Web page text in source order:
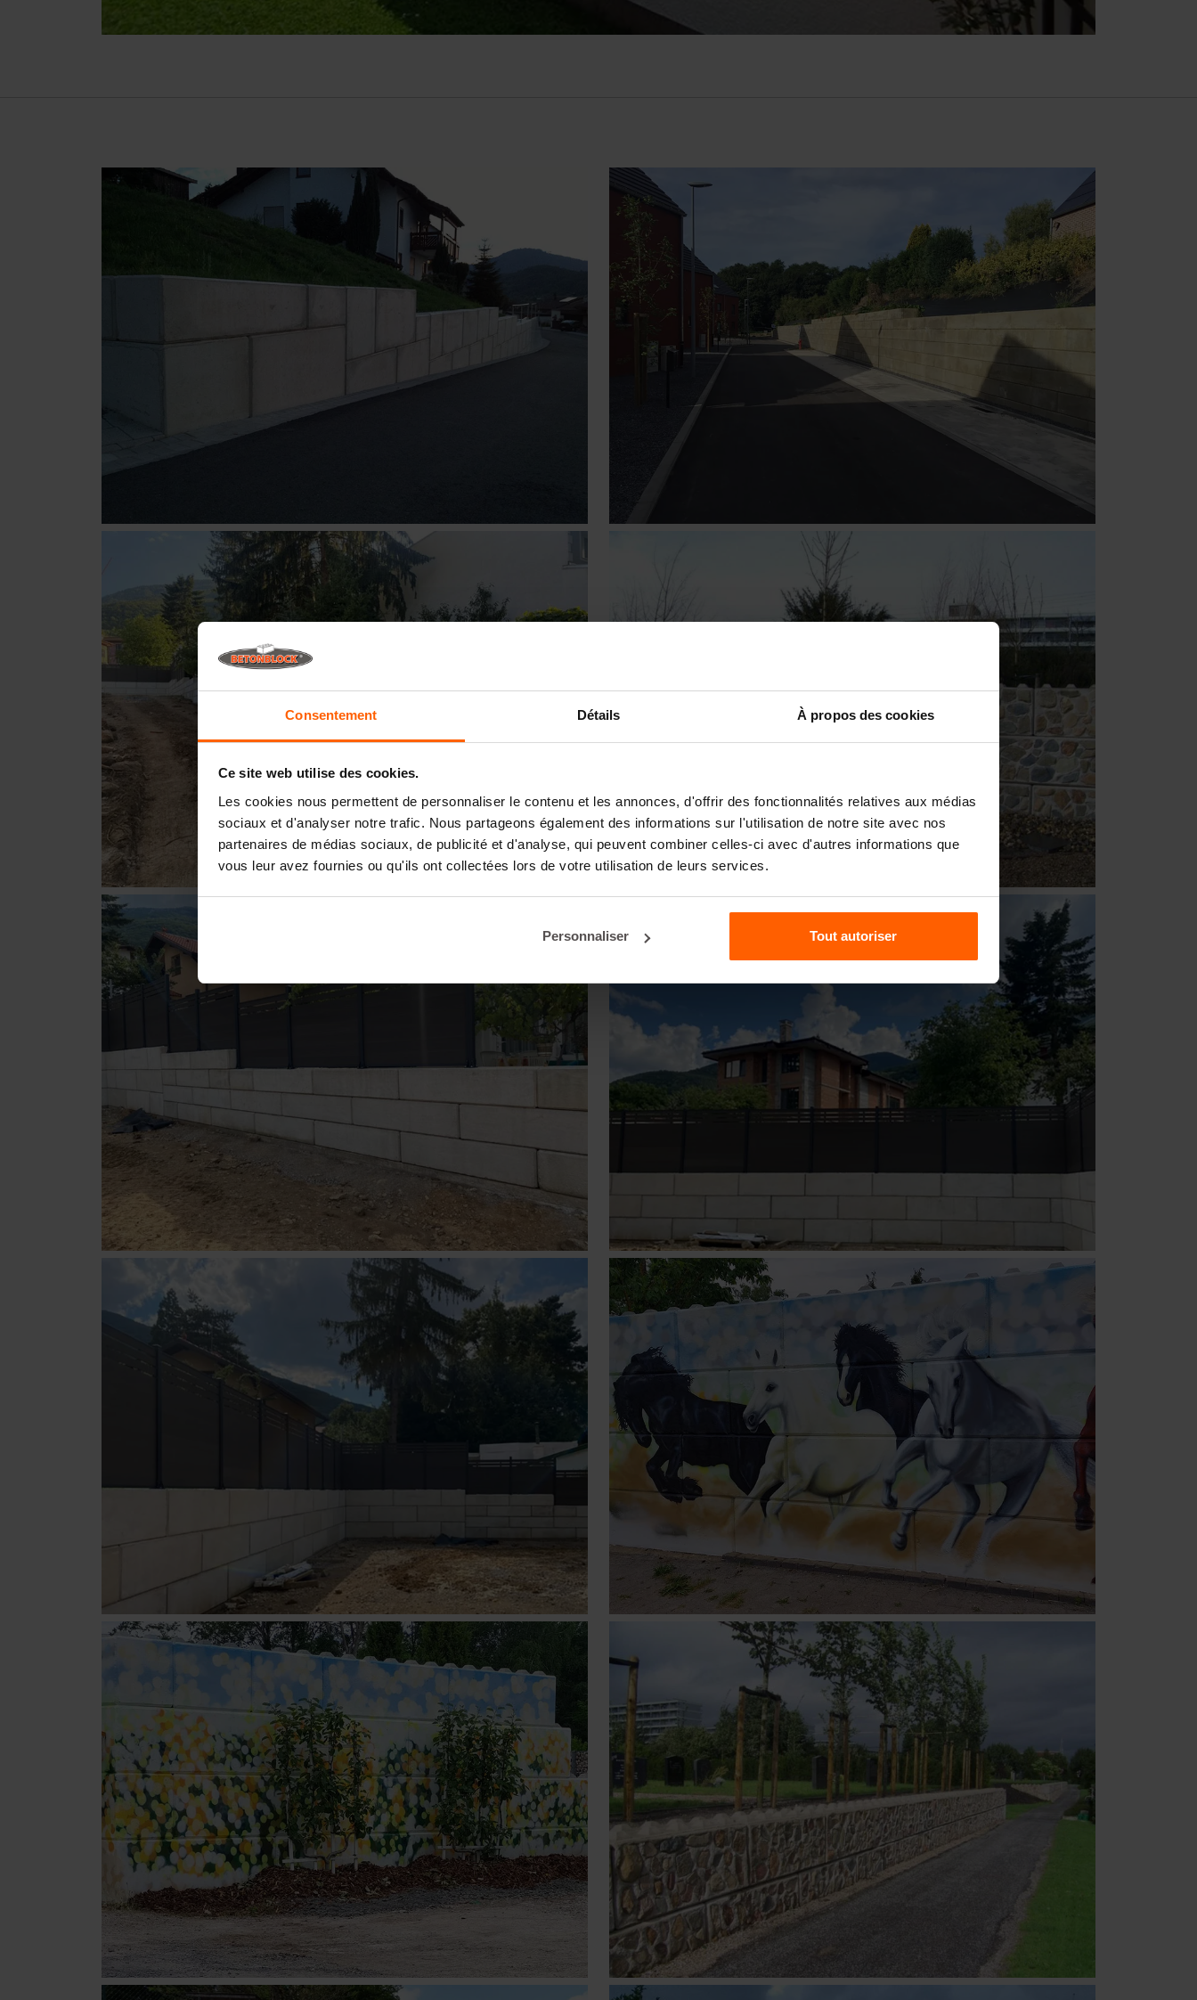
Consentement Détails À propos des cookies
Ce site web utilise des cookies.
Les cookies nous permettent de personnaliser le contenu et les annonces, d'offrir des fonctionnalités relatives aux médias
sociaux et d'analyser notre trafic. Nous partageons également des informations sur l'utilisation de notre site avec nos
partenaires de médias sociaux, de publicité et d'analyse, qui peuvent combiner celles-ci avec d'autres informations que
vous leur avez fournies ou qu'ils ont collectées lors de votre utilisation de leurs services.
Personnaliser Tout autoriser